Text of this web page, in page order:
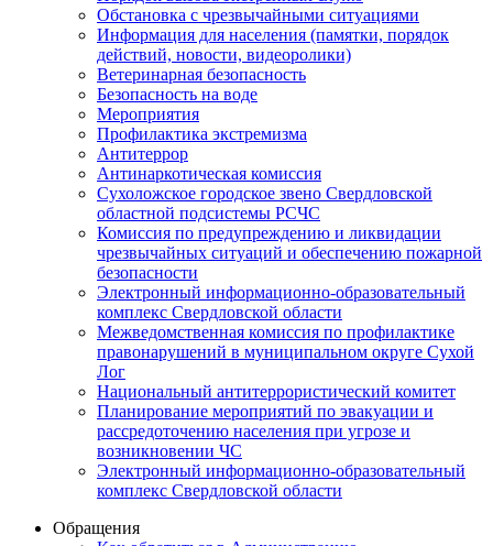
Обстановка с чрезвычайными ситуациями
Информация для населения (памятки, порядок
действий, новости, видеоролики)
Ветеринарная безопасность
Безопасность на воде
Мероприятия
Профилактика экстремизма
Антитеррор
Антинаркотическая комиссия
Сухоложское городское звено Свердловской
областной подсистемы РСЧС
Комиссия по предупреждению и ликвидации
чрезвычайных ситуаций и обеспечению пожарной
безопасности
Электронный информационно-образовательный
комплекс Cвердловской области
Межведомственная комиссия по профилактике
правонарушений в муниципальном округе Сухой
Лог
Национальный антитеррористический комитет
Планирование мероприятий по эвакуации и
рассредоточению населения при угрозе и
возникновении ЧС
Электронный информационно-образовательный
комплекс Свердловской области
Обращения